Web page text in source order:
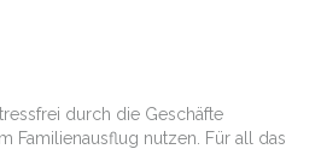
durch die Geschäfte
Familienausflug nutzen. Für all das